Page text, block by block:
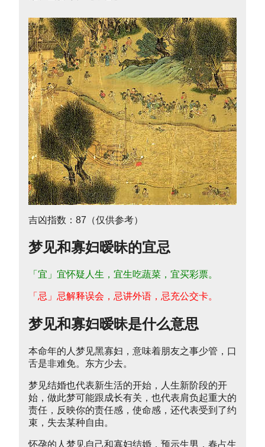
吉凶指数：87（仅供参考）
梦见和寡妇暧昧的宜忌
「宜」宜怀疑人生，宜生吃蔬菜，宜买彩票。
「忌」忌解释误会，忌讲外语，忌充公交卡。
梦见和寡妇暧昧是什么意思
本命年的人梦见黑寡妇，意味着朋友之事少管，口
舌是非难免。东方少去。
梦见结婚也代表新生活的开始，人生新阶段的开
始，做此梦可能跟成长有关，也代表肩负起重大的
责任，反映你的责任感，使命感，还代表受到了约
束，失去某种自由。
怀孕的人梦见自己和寡妇结婚，预示生男，春占生